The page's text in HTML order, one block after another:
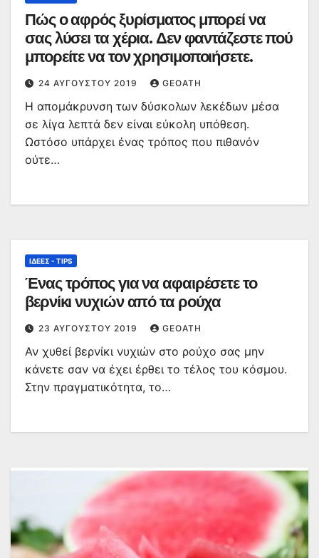
Πώς ο αφρός ξυρίσματος μπορεί να
σας λύσει τα χέρια. Δεν φαντάζεστε πού
μπορείτε να τον χρησιμοποιήσετε.
24 ΑΥΓΟΎΣΤΟΥ 2019 GEOATH
Η απομάκρυνση των δύσκολων λεκέδων μέσα
σε λίγα λεπτά δεν είναι εύκολη υπόθεση.
Ωστόσο υπάρχει ένας τρόπος που πιθανόν
ούτε…
ΙΔΈΕΣ - TIPS
Ένας τρόπος για να αφαιρέσετε το
βερνίκι νυχιών από τα ρούχα
23 ΑΥΓΟΎΣΤΟΥ 2019 GEOATH
Αν χυθεί βερνίκι νυχιών στο ρούχο σας μην
κάνετε σαν να έχει έρθει το τέλος του κόσμου.
Στην πραγματικότητα, το…